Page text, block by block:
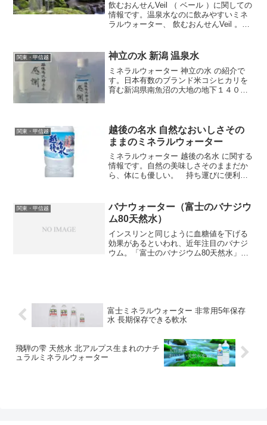
飲むおんせんVeil （ ベール ）に関しての
情報です。温泉水なのに飲みやすいミネ
ラルウォーター、 飲むおんせんVeil 。10
がバランス良く含まれた、健康にも美容
にも良い温泉水です。
関東・甲信越 神立の水 新潟 温泉水
ミネラルウォーター 神立の水 の紹介で
す。日本有数のブランド米コシヒカリを
育む新潟県南魚沼の大地の地下１４００
く摂取できる。神立の水...
関東・甲信越
越後の名水 自然なおいしさその
ままのミネラルウォーター
ミネラルウォーター 越後の名水 に関する
情報です。自然の美味しさそのままだか
ら、体にも優しい。 持ち運びに便利な
関東・甲信越
バナウォーター（富士のバナジウ
ム80天然水）
インスリンと同じように血糖値を下げる
効果があるといわれ、近年注目のバナジ
ウム。「富士のバナジウム80天然水」
富士ミネラルウォーター 非常用5年保存
水 長期保存できる軟水
飛騨の雫 天然水 北アルプス生まれのナチ
ュラルミネラルウォーター